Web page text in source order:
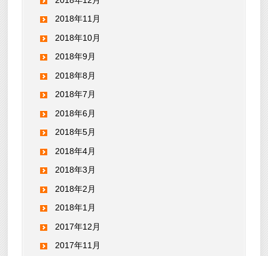
2018年11月
2018年10月
2018年9月
2018年8月
2018年7月
2018年6月
2018年5月
2018年4月
2018年3月
2018年2月
2018年1月
2017年12月
2017年11月